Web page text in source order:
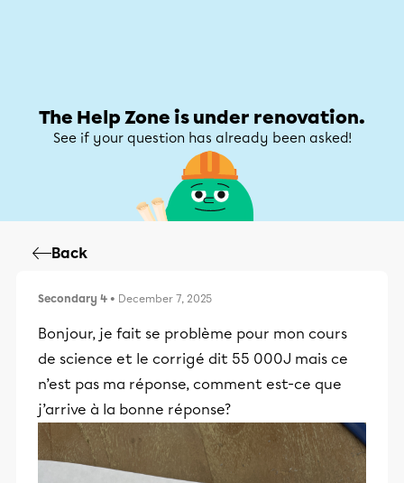
The Help Zone is under renovation.
See if your question has already been asked!
Back
Secondary 4 • December 7, 2025
Bonjour, je fait se problème pour mon cours
de science et le corrigé dit 55 000J mais ce
n’est pas ma réponse, comment est-ce que
j’arrive à la bonne réponse?